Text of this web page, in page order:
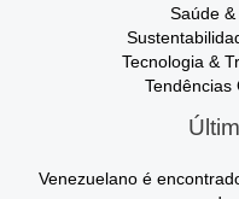
Saúde &
Tecnologia &
Tendências
Venezuelano é